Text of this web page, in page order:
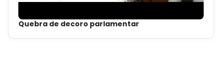
Quebra de decoro parlamentar